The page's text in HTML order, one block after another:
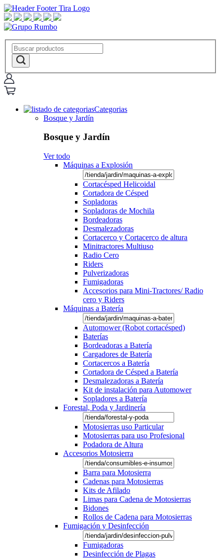
Categorias
Bosque y Jardín
Bosque y Jardín
Ver todo
Máquinas a Explosión
Cortacésped Helicoidal
Cortadora de Césped
Sopladoras
Sopladoras de Mochila
Bordeadoras
Desmalezadoras
Cortacerco y Cortacerco de altura
Minitractores Multiuso
Radio Cero
Riders
Pulverizadoras
Fumigadoras
Accesorios para Mini-Tractores/ Radio
cero y Riders
Máquinas a Batería
Automower (Robot cortacésped)
Baterías
Bordeadoras a Batería
Cargadores de Batería
Cortacercos a Batería
Cortadora de Césped a Batería
Desmalezadoras a Batería
Kit de instalación para Automower
Sopladores a Batería
Forestal, Poda y Jardinería
Motosierras uso Particular
Motosierras para uso Profesional
Podadora de Altura
Accesorios Motosierra
Barra para Motosierra
Cadenas para Motosierras
Kits de Afilado
Limas para Cadena de Motosierras
Bidones
Rollos de Cadena para Motosierras
Fumigación y Desinfección
Fumigadoras
Desinfección de Plagas